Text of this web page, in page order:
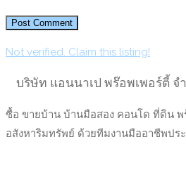
Not verified. Claim this listing!
บริษัท แอนนาเป พร๊อพเพอร์ตี้ จ
ซื้อ ขายบ้าน บ้านมือสอง คอนโด ที่ดิน
อสังหาริมทรัพย์ ด้วยทีมงานมืออาชีพปร